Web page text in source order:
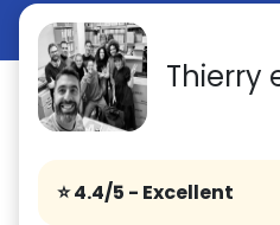
Thierry
⭐️ 4.4/5 - Excellent